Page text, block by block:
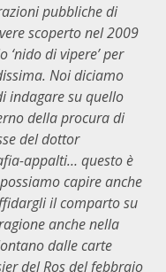
pubbliche di
scoperto nel 2009
di vipere’ per
Noi diciamo
indagare su quello
della procura di
del dottor
appalti… questo è
capire anche
il comparto su
anche nella
dalle carte
del Ros del febbraio